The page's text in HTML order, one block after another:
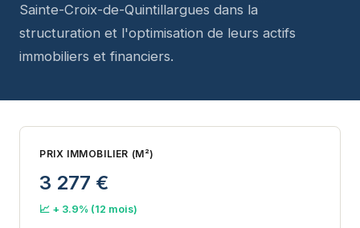
Sainte-Croix-de-Quintillargues dans la
structuration et l'optimisation de leurs actifs
immobiliers et financiers.
PRIX IMMOBILIER (M²)
3 277 €
📈 + 3.9% (12 mois)